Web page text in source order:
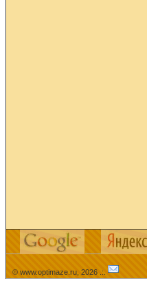
© www.optimaze.ru, 2026 .:.